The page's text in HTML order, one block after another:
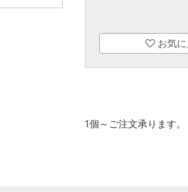
お気
1個～ご注文承ります。